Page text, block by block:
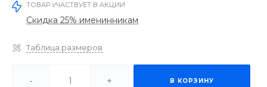
ТОВАР УЧАСТВУЕТ В АКЦИИ
Скидка 25% именинникам
Таблица размеров
- + В КОРЗИНУ